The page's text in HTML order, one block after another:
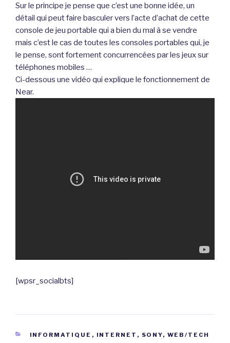
Sur le principe je pense que c’est une bonne idée, un
détail qui peut faire basculer vers l’acte d’achat de cette
console de jeu portable qui a bien du mal à se vendre
mais c’est le cas de toutes les consoles portables qui, je
le pense, sont fortement concurrencées par les jeux sur
téléphones mobiles …
Ci-dessous une vidéo qui explique le fonctionnement de
Near.
[wpsr_socialbts]
CATÉGORIES
INFORMATIQUE , INTERNET , SONY, WEB/TECH